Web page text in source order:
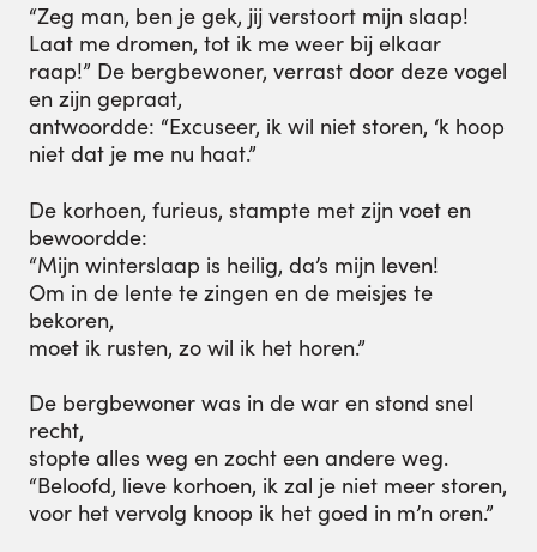
“Zeg man, ben je gek, jij verstoort mijn slaap!
Laat me dromen, tot ik me weer bij elkaar
raap!” De bergbewoner, verrast door deze vogel
en zijn gepraat,
antwoordde: “Excuseer, ik wil niet storen, ‘k hoop
niet dat je me nu haat.”
De korhoen, furieus, stampte met zijn voet en
bewoordde:
“Mijn winterslaap is heilig, da’s mijn leven!
Om in de lente te zingen en de meisjes te
bekoren,
moet ik rusten, zo wil ik het horen.”
De bergbewoner was in de war en stond snel
recht,
stopte alles weg en zocht een andere weg.
“Beloofd, lieve korhoen, ik zal je niet meer storen,
voor het vervolg knoop ik het goed in m’n oren.”